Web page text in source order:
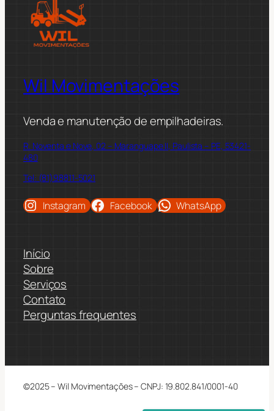
Wil Movimentações
Venda e manutenção de empilhadeiras.
R. Noventa e Nove, 02 – Maranguape II, Paulista – PE, 53421-
480
Tel: (81)98811-5021
Instagram Facebook WhatsApp
Início
Sobre
Serviços
Contato
Perguntas frequentes
©2025 – Wil Movimentações – CNPJ: 19.802.841/0001-40